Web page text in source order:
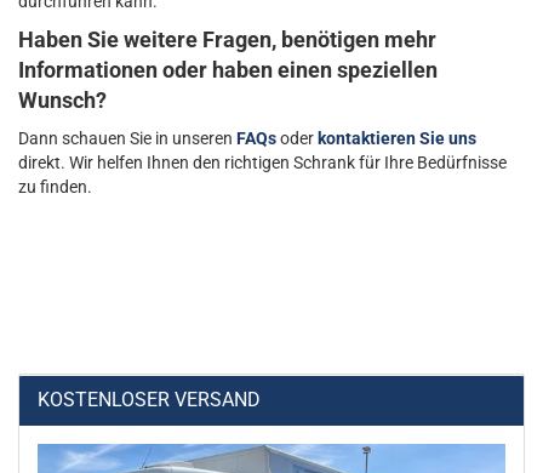
Haben Sie weitere Fragen, benötigen mehr
Informationen oder haben einen speziellen
Wunsch?
Dann schauen Sie in unseren FAQsoder kontaktieren Sie uns
direkt. Wir helfen Ihnen den richtigen Schrank für Ihre Bedürfnisse
zu finden.
KOSTENLOSER VERSAND